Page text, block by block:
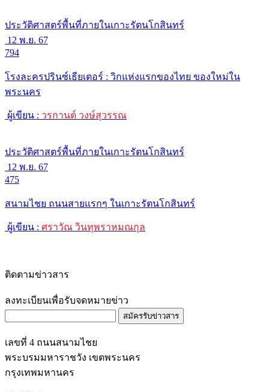
ประวัติศาสตร์พื้นที่ภายในเกาะรัตนโกสินทร์
12 พ.ย. 67
794
โรงละครปรินซ์เธียเตอร์ : วิกแห่งแรกของไทย ของใหม่ใน
พระนคร
ผู้เขียน : วรกานต์ วงษ์สุวรรณ
ประวัติศาสตร์พื้นที่ภายในเกาะรัตนโกสินทร์
12 พ.ย. 67
475
สนามไชย ถนนสายแรกๆ ในเกาะรัตนโกสินทร์
ผู้เขียน : ศราวัณ วินทุพราหมณกุล
ติดตามข่าวสาร
ลงทะเบียนเพื่อรับจดหมายข่าว
สมัครรับข่าวสาร
เลขที่ 4 ถนนสนามไชย
พระบรมมหาราชวัง เขตพระนคร
กรุงเทพมหานคร